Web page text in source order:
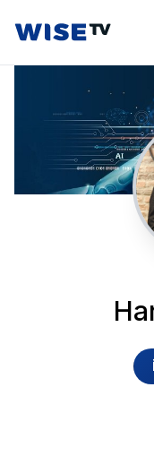
Wise TV